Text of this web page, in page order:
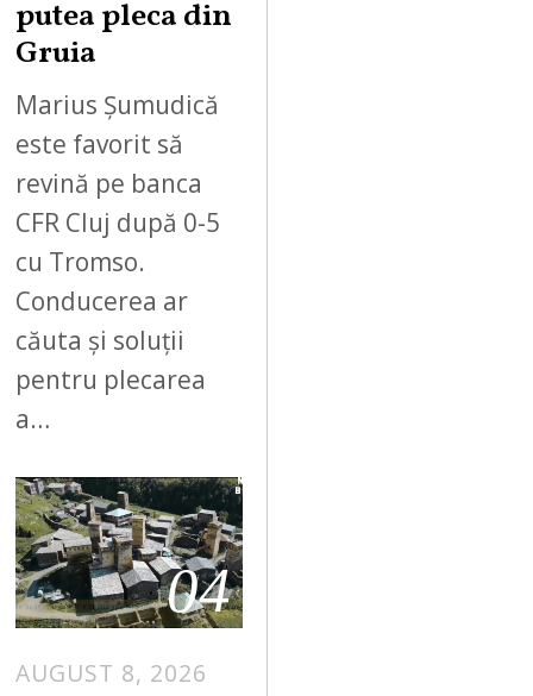
putea pleca din
Gruia
Marius Șumudică
este favorit să
revină pe banca
CFR Cluj după 0-5
cu Tromso.
Conducerea ar
căuta și soluții
pentru plecarea
a…
04
AUGUST 8, 2026